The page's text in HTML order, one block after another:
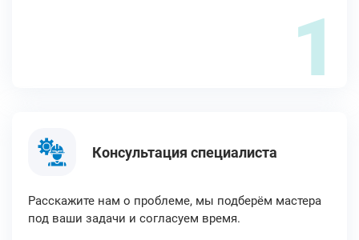
1
Консультация специалиста
Расскажите нам о проблеме, мы подберём мастера
под ваши задачи и согласуем время.